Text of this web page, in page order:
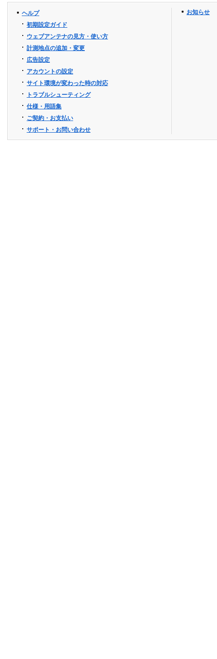
ヘルプ
初期設定ガイド
ウェブアンテナの見方・使い方
計測地点の追加・変更
広告設定
アカウントの設定
サイト環境が変わった時の対応
トラブルシューティング
仕様・用語集
ご契約・お支払い
サポート・お問い合わせ
お知らせ